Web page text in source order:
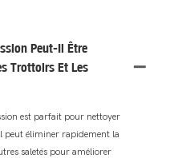
Peut-Il Être
Trottoirs Et Les
est parfait pour nettoyer
peut éliminer rapidement la
saletés pour améliorer